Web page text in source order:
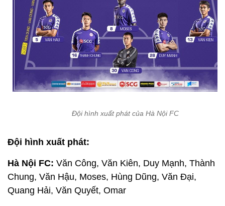
Đội hình xuất phát của Hà Nội FC
Đội hình xuất phát:
Hà Nội FC: Văn Công, Văn Kiên, Duy Mạnh, Thành
Chung, Văn Hậu, Moses, Hùng Dũng, Văn Đại,
Quang Hải, Văn Quyết, Omar